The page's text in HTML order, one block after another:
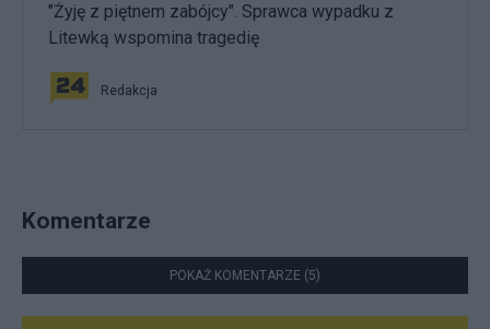
"Żyję z piętnem zabójcy". Sprawca wypadku z
Litewką wspomina tragedię
Redakcja
Komentarze
POKAŻ KOMENTARZE (5)